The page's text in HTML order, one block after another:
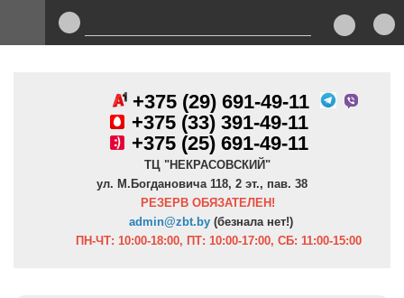
+375 (29) 691-49-11
+375 (33) 391-49-11
+375 (25) 691-49-11
ТЦ "НЕКРАСОВСКИЙ"
ул. М.Богдановича 118, 2 эт., пав. 38
РЕЗЕРВ ОБЯЗАТЕЛЕН!
admin@zbt.by (безнала нет!)
ПН-ЧТ: 10:00-18:00, ПТ: 10:00-17:00, СБ: 11:00-15:00